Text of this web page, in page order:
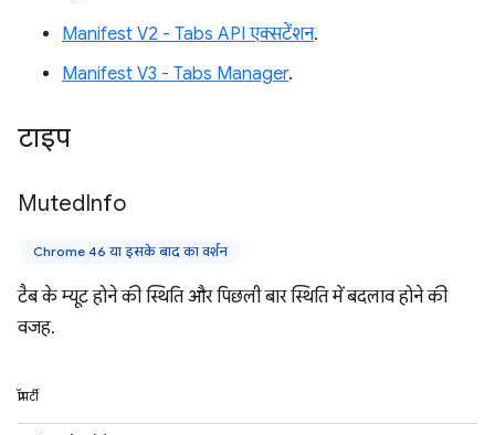
Manifest V2 - Tabs API एक्सटेंशन.
Manifest V3 - Tabs Manager.
टाइप
MutedInfo
Chrome 46 या इसके बाद का वर्शन
टैब के म्यूट होने की स्थिति और पिछली बार स्थिति में बदलाव होने की
वजह.
प्रॉपर्टी